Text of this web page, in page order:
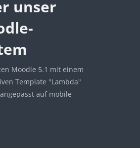
unser
Moodle 5.1 mit einem
Template "Lambda"
auf mobile